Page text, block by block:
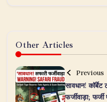
Other Articles
Previous
सावधान! कॉर्बेट
फर्जीवाड़ा;